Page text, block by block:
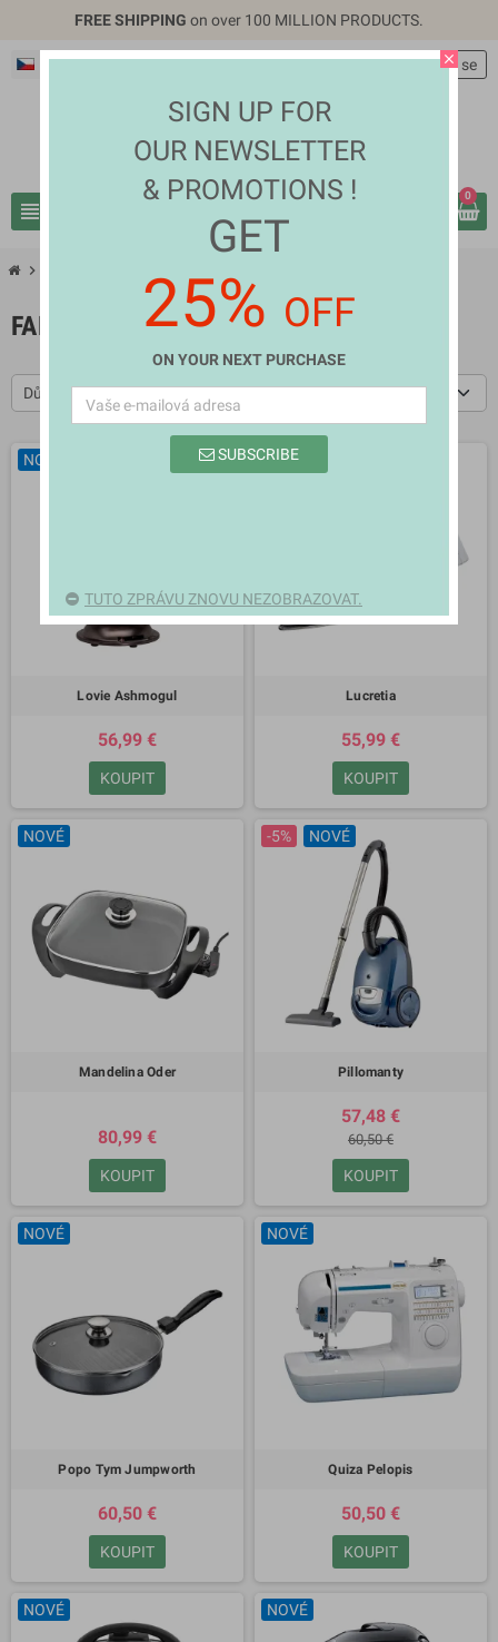
FREE SHIPPING on over 100 MILLION PRODUCTS.
Čeština EUR €
view_headline
personPřihlásit se
0
chevron_right
FANS & WATER HEATERS
Důležitost
NOVÉ
Lovie Ashmogul
56,99 €
KOUPIT
NOVÉ
Lucretia
55,99 €
KOUPIT
NOVÉ
Mandelina Oder
80,99 €
KOUPIT
-5% NOVÉ
Pillomanty
57,48 €
60,50 €
KOUPIT
NOVÉ
Popo Tym Jumpworth
60,50 €
KOUPIT
NOVÉ
Quiza Pelopis
50,50 €
KOUPIT
NOVÉ NOVÉ
close
SIGN UP FOR
OUR NEWSLETTER
& PROMOTIONS !
GET
25% OFF
ON YOUR NEXT PURCHASE
SUBSCRIBE
TUTO ZPRÁVU ZNOVU NEZOBRAZOVAT.